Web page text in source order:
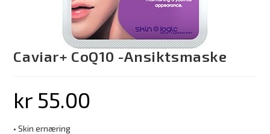
Caviar+ CoQ10 -Ansiktsmaske
kr 55.00
• Skin ernæring